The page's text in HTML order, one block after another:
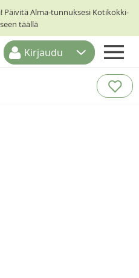
Alma-tunnuksesi Kotikokki-
täällä
Kirjaudu